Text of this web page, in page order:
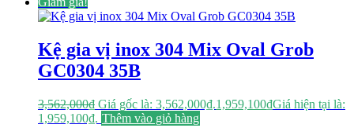
Kệ gia vị inox 304 Mix Oval Grob
GC0304 35B
3,562,000₫ Giá gốc là: 3,562,000₫.1,959,100₫Giá hiện tại là:
1,959,100₫. Thêm vào giỏ hàng